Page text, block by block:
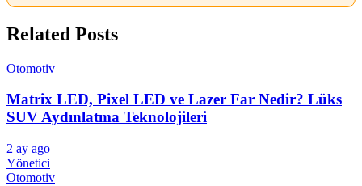
Related Posts
Otomotiv
Matrix LED, Pixel LED ve Lazer Far Nedir? Lüks
SUV Aydınlatma Teknolojileri
2 ay ago
Yönetici
Otomotiv